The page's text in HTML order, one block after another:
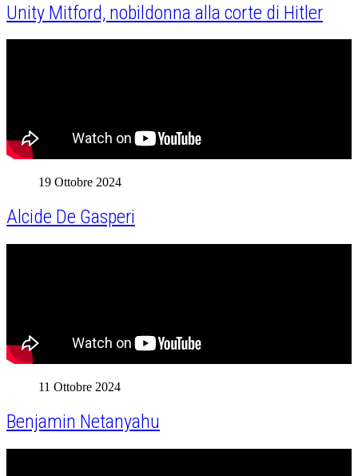
Unity Mitford, nobildonna alla corte di Hitler
19 Ottobre 2024
Alcide De Gasperi
11 Ottobre 2024
Benjamin Netanyahu